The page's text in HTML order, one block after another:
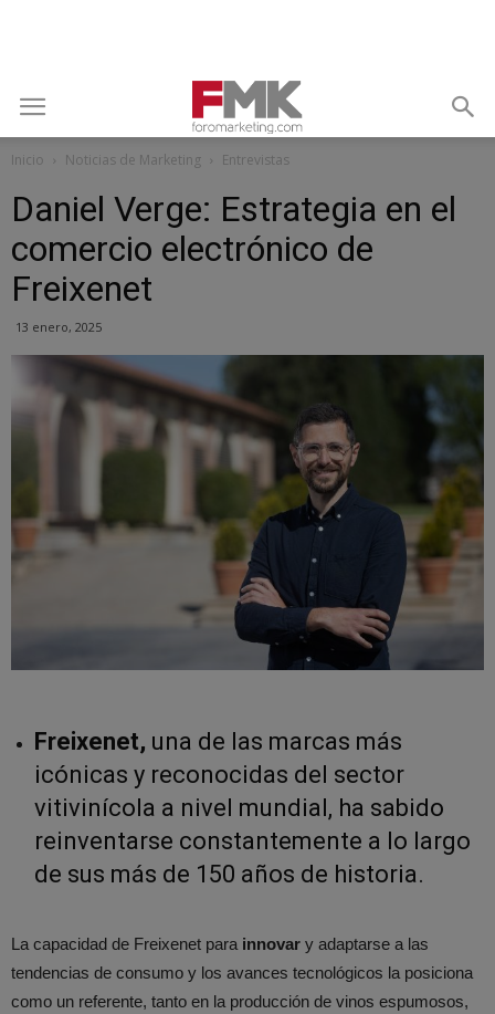
Inicio Noticias de Marketing Entrevistas
Daniel Verge: Estrategia en el
comercio electrónico de
Freixenet
13 enero, 2025
Freixenet, una de las marcas más
icónicas y reconocidas del sector
vitivinícola a nivel mundial, ha sabido
reinventarse constantemente a lo largo
de sus más de 150 años de historia.
La capacidad de Freixenet para innovar y adaptarse a las
tendencias de consumo y los avances tecnológicos la posiciona
como un referente, tanto en la producción de vinos espumosos,